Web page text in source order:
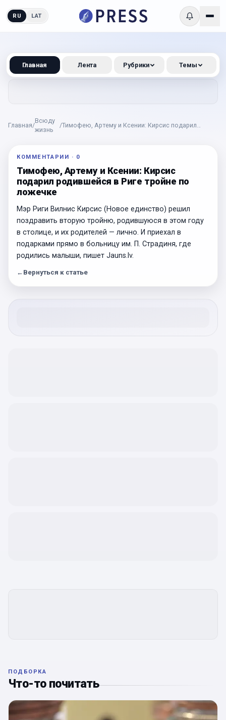
RU LAT
Главная/
Всюду
жизнь
/Тимофею, Артему и Ксении: Кирсис подарил
КОММЕНТАРИИ · 0
Тимофею, Артему и Ксении: Кирсис
подарил родившейся в Риге тройне по
ложечке
Мэр Риги Вилнис Кирсис (Новое единство) решил
поздравить вторую тройню, родившуюся в этом году
в столице, и их родителей — лично. И приехал в
подарками прямо в больницу им. П. Страдиня, где
родились малыши, пишет Jauns.lv.
← Вернуться к статье
ПОДБОРКА
Что-то почитать
Главная Лента Рубрики Темы